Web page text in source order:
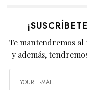
Te mantendremos al
y además,